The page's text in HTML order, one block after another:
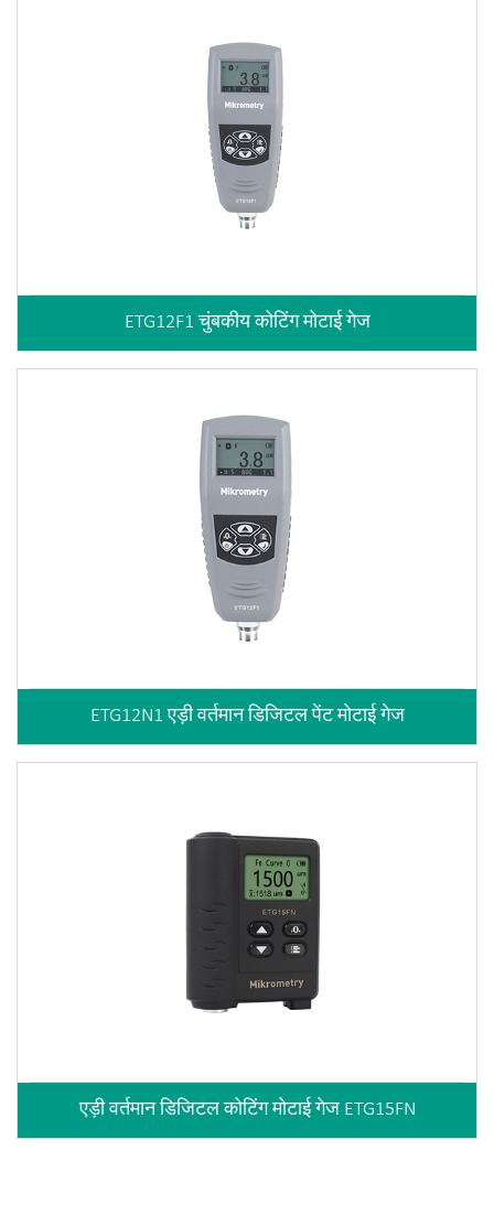
ETG12F1 चुंबकीय कोटिंग मोटाई गेज
ETG12N1 एड़ी वर्तमान डिजिटल पेंट मोटाई गेज
एड़ी वर्तमान डिजिटल कोटिंग मोटाई गेज ETG15FN